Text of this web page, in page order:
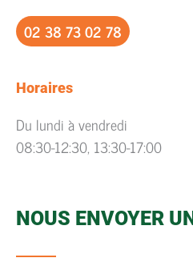
02 38 73 02 78
Horaires
Du lundi à vendredi
08:30-12:30, 13:30-17:00
NOUS ENVOYER